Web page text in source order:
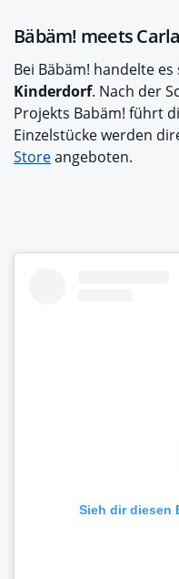
Bäbäm! meets Carla
Bei Bäbäm! handelte
Kinderdorf. Nach der
Projekts Babäm! führt
Einzelstücke werden
Storeangeboten.
Sieh dir diesen